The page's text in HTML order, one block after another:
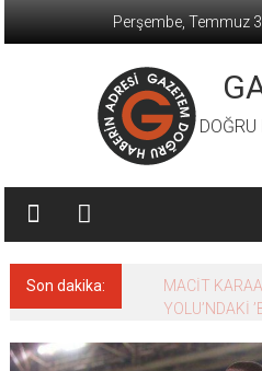
Perşembe, Temmuz
Son dakika:
MACİT
YOLU’NDAKİ